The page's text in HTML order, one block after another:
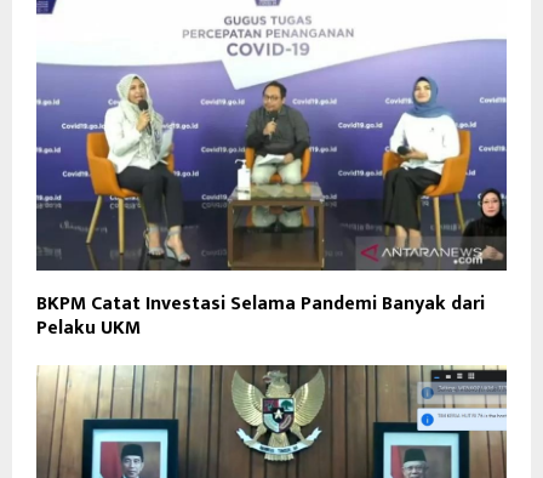
BKPM Catat Investasi Selama Pandemi Banyak dari
Pelaku UKM